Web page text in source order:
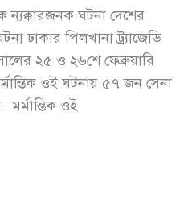
ন্যক্কারজনক ঘটনা দেশের
ঢাকার পিলখানা ট্র্যাজেডি
২৫ ও ২৬শে ফেব্রুয়ারি
ওই ঘটনায় ৫৭ জন সেনা
ওই